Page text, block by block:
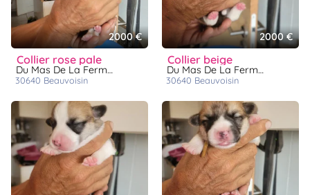
2000 €
collier rose pale
Du Mas De La Fermine
30640 beauvoisin
2000 €
collier beige
Du Mas De La Fermine
30640 beauvoisin